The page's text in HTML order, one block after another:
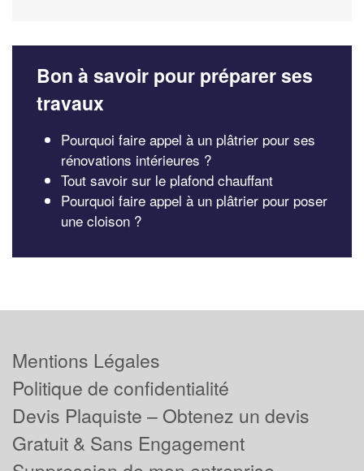
Bon à savoir pour préparer ses
travaux
Pourquoi faire appel à un plâtrier pour ses
rénovations intérieures ?
Tout savoir sur le plafond chauffant
Pourquoi faire appel à un plâtrier pour poser
une cloison ?
Mentions Légales
Politique de confidentialité
Devis Plaquiste – Obtenez un devis
Gratuit & Sans Engagement